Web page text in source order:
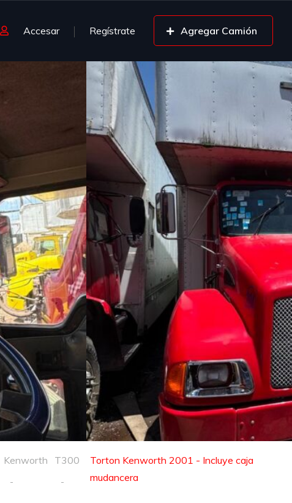
Accesar Regístrate Agregar Camión
Kenworth T300
Torton Kenworth 2001 - Incluye caja
mudancera